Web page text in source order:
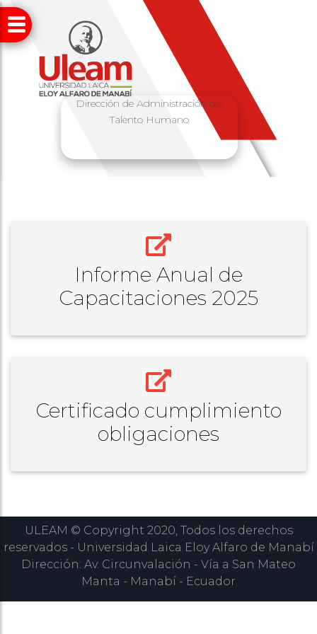
Dirección de Administración del
Talento Humano
Informe Anual de
Capacitaciones 2025
Certificado cumplimiento
obligaciones
ULEAM © Copyright 2020, Todos los derechos
reservados - Universidad Laica Eloy Alfaro de Manabí
Dirección: Av. Circunvalación - Vía a San Mateo
Manta - Manabí - Ecuador